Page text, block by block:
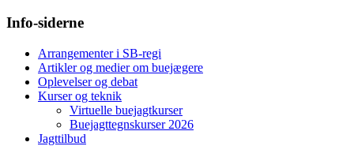
Info-siderne
Arrangementer i SB-regi
Artikler og medier om buejægere
Oplevelser og debat
Kurser og teknik
Virtuelle buejagtkurser
Buejagttegnskurser 2026
Jagttilbud